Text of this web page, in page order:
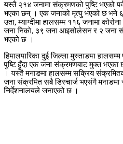
यस्तै २१४ जनामा संक्रमणको पुष्टि भएको
भएका छन् । एक जनाको मृत्यु भएको छ भने
उता, म्याग्दीमा हालसम्म ११६ जनामा
जना निको, ३९ जना आइसोलेसन र २ जना
भएको छ ।
हिमालपारिका दुई जिल्ला मुस्ताङमा
पुष्टि हुँदा एक जना संक्रमणबाट मुक्त
। यस्तै मनाङमा हालसम्म सक्रिय
जना संक्रमित सबै डिस्चार्ज भएसंगै
निर्देशनालयले जनाएको छ ।